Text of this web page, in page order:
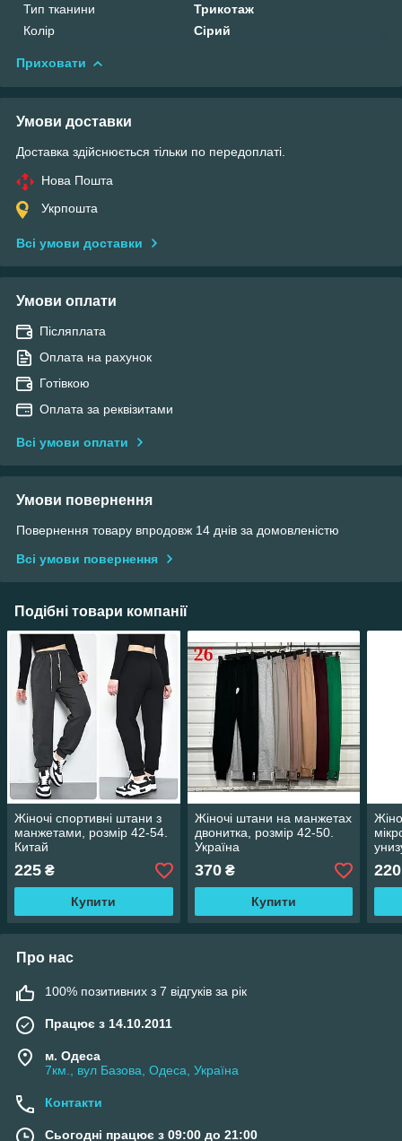
Тип тканини
Трикотаж
Колір
Сірий
Приховати
Умови доставки
Доставка здійснюється тільки по передоплаті.
Нова Пошта
Укрпошта
Всі умови доставки
Умови оплати
Післяплата
Оплата на рахунок
Готівкою
Оплата за реквізитами
Всі умови оплати
Умови повернення
Повернення товару впродовж 14 днів за домовленістю
Всі умови повернення
Подібні товари компанії
Жіночі спортивні штани з
манжетами, розмір 42-54.
Китай
225 ₴
Купити
Жіночі штани на манжетах
двонитка, розмір 42-50.
Україна
370₴
Купити
220
Про нас
100% позитивних з 7 відгуків за рік
Працює з 14.10.2011
м. Одеса
7км., вул Базова, Одеса, Україна
Контакти
Сьогодні працює з 09:00 до 21:00